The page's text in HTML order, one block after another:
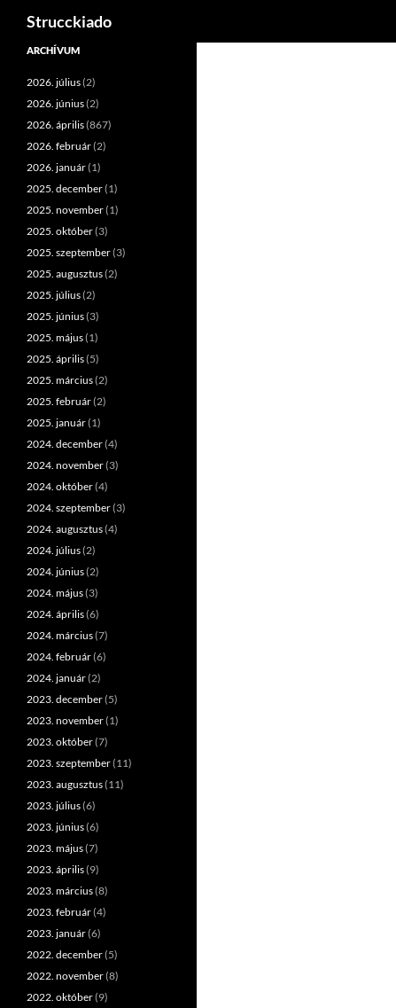
Tartalomhoz
Strucckiado
ARCHÍVUM
2026. július(2)
2026. június(2)
2026. április(867)
2026. február(2)
2026. január(1)
2025. december(1)
2025. november(1)
2025. október(3)
2025. szeptember(3)
2025. augusztus(2)
2025. július(2)
2025. június(3)
2025. május(1)
2025. április(5)
2025. március(2)
2025. február(2)
2025. január(1)
2024. december(4)
2024. november(3)
2024. október(4)
2024. szeptember(3)
2024. augusztus(4)
2024. július(2)
2024. június(2)
2024. május(3)
2024. április(6)
2024. március(7)
2024. február(6)
2024. január(2)
2023. december(5)
2023. november(1)
2023. október(7)
2023. szeptember(11)
2023. augusztus(11)
2023. július(6)
2023. június(6)
2023. május(7)
2023. április(9)
2023. március(8)
2023. február(4)
2023. január(6)
2022. december(5)
2022. november(8)
2022. október(9)